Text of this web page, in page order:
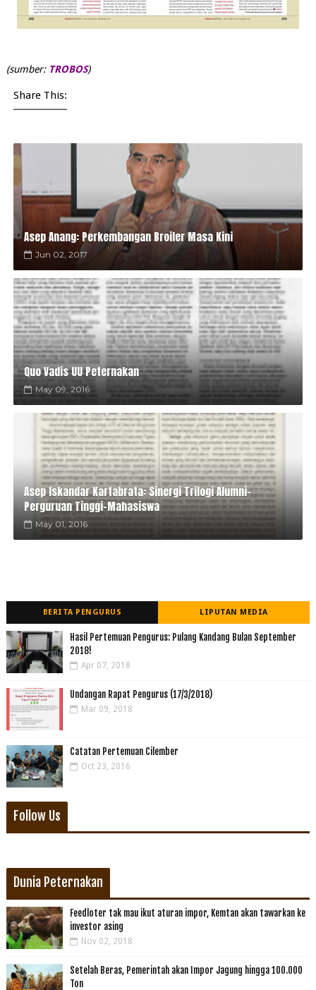
(sumber: TROBOS)
Share This:
Asep Anang: Perkembangan Broiler Masa Kini
Jun 02, 2017
Quo Vadis UU Peternakan
May 09, 2016
Asep Iskandar Kartabrata: Sinergi Trilogi Alumni-
Perguruan Tinggi-Mahasiswa
May 01, 2016
BERITA PENGURUS LIPUTAN MEDIA
Hasil Pertemuan Pengurus: Pulang Kandang Bulan September
2018!
Apr 07, 2018
Undangan Rapat Pengurus (17/3/2018)
Mar 09, 2018
Catatan Pertemuan Cilember
Oct 23, 2016
Follow Us
Dunia Peternakan
Feedloter tak mau ikut aturan impor, Kemtan akan tawarkan ke
investor asing
Nov 02, 2018
Setelah Beras, Pemerintah akan Impor Jagung hingga 100.000
Ton